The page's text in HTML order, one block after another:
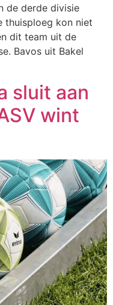
de derde divisie
thuisploeg kon niet
dit team uit de
Bavos uit Bakel
sluit aan
wint